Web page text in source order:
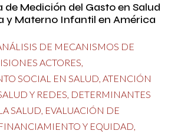
de Medición del Gasto en Salud
y Materno Infantil en América
DE MECANISMOS DE
ACTORES
SOCIAL EN SALUD ATENCIÓN
Y REDES DETERMINANTES
SALUD EVALUACIÓN DE
Y EQUIDAD